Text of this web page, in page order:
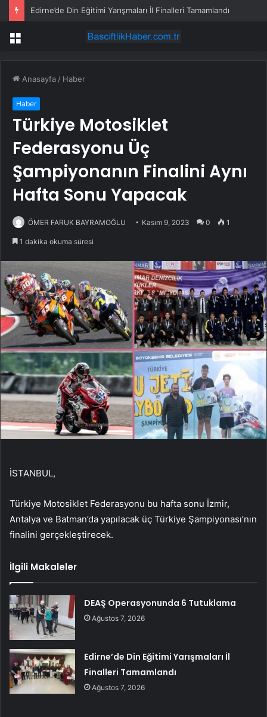
Edirne’de Din Eğitimi Yarışmaları İl Finalleri Tamamlandı
Menü
Anasayfa / Haber
Haber
Türkiye Motosiklet
Federasyonu Üç
Şampiyonanın Finalini Aynı
Hafta Sonu Yapacak
ÖMER FARUK BAYRAMOĞLU Kasım 9, 2023 0 1
1 dakika okuma süresi
İSTANBUL,
Türkiye Motosiklet Federasyonu bu hafta sonu İzmir,
Antalya ve Batman’da yapılacak üç Türkiye Şampiyonası’nın
finalini gerçekleştirecek.
İlgili Makaleler
DEAŞ Operasyonunda 6 Tutuklama
Ağustos 7, 2026
Edirne’de Din Eğitimi Yarışmaları İl
Finalleri Tamamlandı
Ağustos 7, 2026